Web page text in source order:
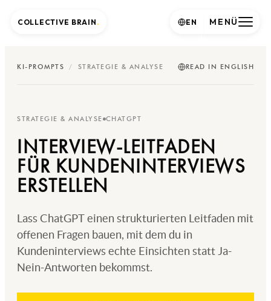
KI-PROMPTS / STRATEGIE & ANALYSE READ IN ENGLISH
STRATEGIE & ANALYSE CHATGPT
INTERVIEW-LEITFADEN
FÜR KUNDENINTERVIEWS
ERSTELLEN
Lass ChatGPT einen strukturierten Leitfaden mit
offenen Fragen bauen, mit dem du in
Kundeninterviews echte Einsichten statt Ja-
Nein-Antworten bekommst.
COLLECTIVE BRAIN . MENÜ
EN